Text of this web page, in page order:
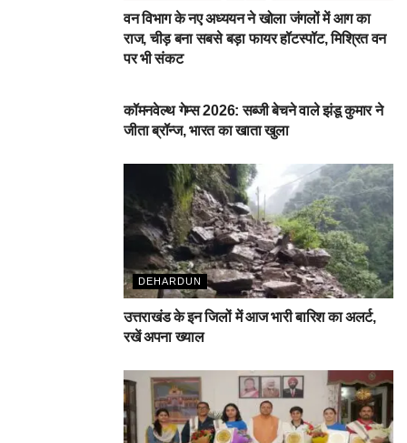
वन विभाग के नए अध्ययन ने खोला जंगलों में आग का
राज, चीड़ बना सबसे बड़ा फायर हॉटस्पॉट, मिश्रित वन
पर भी संकट
कॉमनवेल्थ गेम्स 2026: सब्जी बेचने वाले झंडू कुमार ने
जीता ब्रॉन्ज, भारत का खाता खुला
DEHARDUN
उत्तराखंड के इन जिलों में आज भारी बारिश का अलर्ट,
रखें अपना ख्याल